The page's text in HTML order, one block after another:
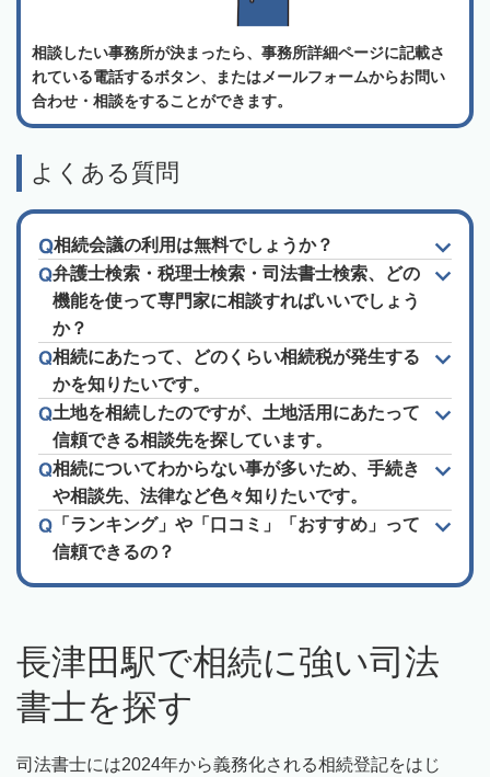
相談したい事務所が決まったら、事務所詳細ページに記載さ
れている電話するボタン、またはメールフォームからお問い
合わせ・相談をすることができます。
よくある質問
相続会議の利用は無料でしょうか？
弁護士検索・税理士検索・司法書士検索、どの
機能を使って専門家に相談すればいいでしょう
か？
相続にあたって、どのくらい相続税が発生する
かを知りたいです。
土地を相続したのですが、土地活用にあたって
信頼できる相談先を探しています。
相続についてわからない事が多いため、手続き
や相談先、法律など色々知りたいです。
「ランキング」や「口コミ」「おすすめ」って
信頼できるの？
長津田駅で相続に強い司法
書士を探す
司法書士には2024年から義務化される相続登記をはじ